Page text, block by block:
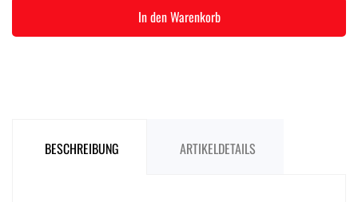
In den Warenkorb
BESCHREIBUNG ARTIKELDETAILS